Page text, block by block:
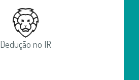
Dedução no IR